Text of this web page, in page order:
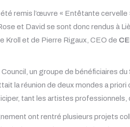
remis l’œuvre « Entêtante
et David se sont donc rendus à
Kroll et de Pierre Rigaux, CEO de
un groupe de bénéficiaires
la réunion de deux mondes a
tant les artistes professionnels,
ont rentré plusieurs projets